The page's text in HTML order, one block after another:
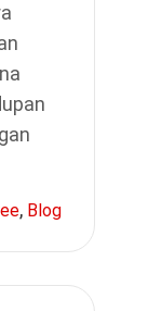
, Blog